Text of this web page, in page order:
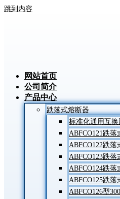
跳到内容
网站首页
公司简介
产品中心
跌落式熔断器
标准化通用互
ABFCO121跌落
ABFCO122跌落
ABFCO123跌落
ABFCO124跌落
ABFCO125跌落
ABFCO126型